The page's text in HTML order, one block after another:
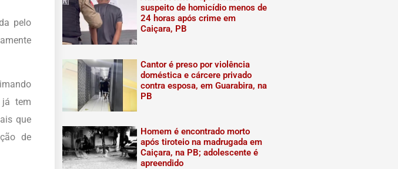
pelo
já tem
que
de
suspeito de homicídio menos de
24 horas após crime em
Caiçara, PB
Cantor é preso por violência
doméstica e cárcere privado
contra esposa, em Guarabira, na
PB
Homem é encontrado morto
após tiroteio na madrugada em
Caiçara, na PB; adolescente é
apreendido